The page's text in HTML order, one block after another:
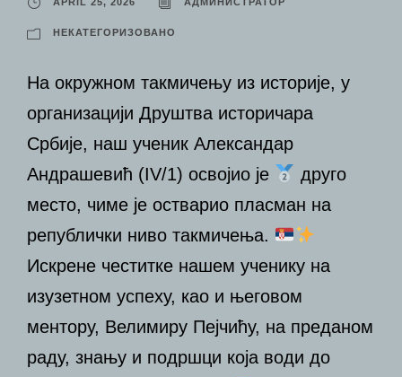
НЕКАТЕГОРИЗОВАНО
На окружном такмичењу из историје, у
организацији Друштва историчара
Србије, наш ученик Александар
Андрашевић (IV/1) освојио је
друго
место, чиме је остварио пласман на
републички ниво такмичења.
Искрене честитке нашем ученику на
изузетном успеху, као и његовом
ментору, Велимиру Пејчићу, на преданом
раду, знању и подршци која води до